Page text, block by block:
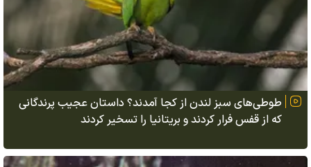
طوطی‌های سبز لندن از کجا آمدند؟ داستان عجیب پرندگانی
که از قفس فرار کردند و بریتانیا را تسخیر کردند